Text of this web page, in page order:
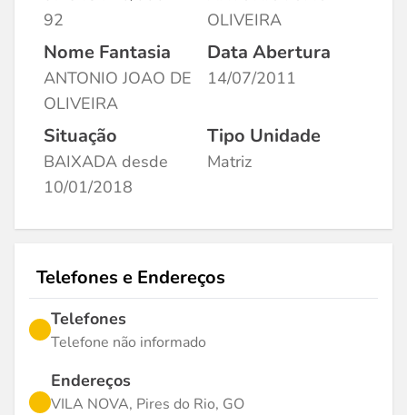
92
OLIVEIRA
Nome Fantasia
ANTONIO JOAO DE
OLIVEIRA
Data Abertura
14/07/2011
Situação
BAIXADA desde
10/01/2018
Tipo Unidade
Matriz
Telefones e Endereços
Telefones
Telefone não informado
Endereços
VILA NOVA, Pires do Rio, GO